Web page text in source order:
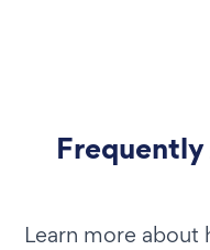
Learn more about